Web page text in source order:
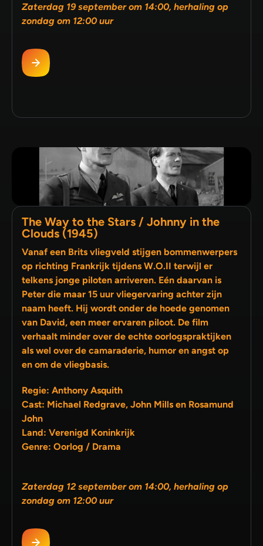
Zaterdag 19 september om 14:00, herhaling op
zondag om 12:00 uur
The Way to the Stars / Johnny in the
Clouds (1945)
Vanaf een Brits vliegveld stijgen bommenwerpers
op richting Frankrijk tijdens W.O.II terwijl er
telkens jonge piloten arriveren. Eén daarvan is
Peter die maar 15 uur vliegervaring achter zijn
naam heeft. Hij wordt onder de hoede genomen
van David, een meer ervaren piloot. De film
verhaalt minder over de echte oorlogspraktijken
als wel over de camaraderie, humor en angst op
en om de vliegbasis.
Regie: Anthony Asquith
Cast: Michael Redgrave, John Mills en Rosamund
John
Land: Verenigd Koninkrijk
Genre: Oorlog / Drama
Zaterdag 12 september om 14:00, herhaling op
zondag om 12:00 uur